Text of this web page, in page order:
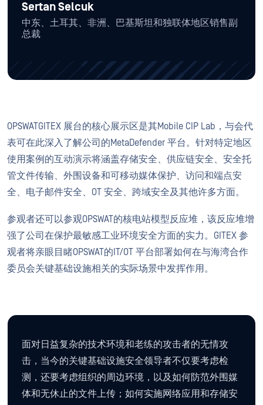
Sertan Selcuk
中东、土耳其、非洲、巴基斯坦和独联体地区销售副
总裁
OPSWATGITEX 展台的核心展示区是其Mobile CIP Lab，与会代
表可在此深入了解公司的MetaDefender 平台。针对特定地区
使用案例的互动演示将涵盖存储安全、供应链安全、安全托
管文件传输、外围设备和可移动媒体保护、访问和端点安
全、电子邮件安全、OT 安全、跨域安全及其他许多方面。
参观者还可以参观OPSWAT的核电站模型反应堆，该反应堆增
强了公司在保护最敏感工业环境安全方面的实力。GITEX 参
观者将亲眼目睹OPSWAT的IT/OT 平台部署如何在与海湾合作
委员会关键基础设施相关的实际场景中发挥作用。
面对日益复杂的技术环境和老练的攻击者的无情攻
击，当今的关键基础设施安全领导者不仅要考虑检
测，还要考虑组织的周边环境，以及如何防范外围媒
体和无休止的文件上传；如何实施网络应用和存储安